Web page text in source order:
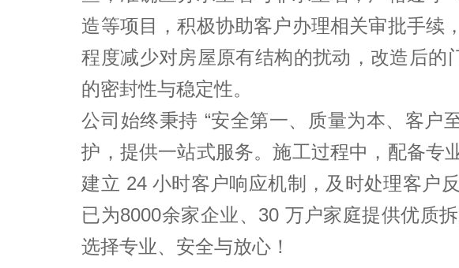
造等项目，积极协助客户办理相关审批手续
程度减少对房屋原有结构的扰动，改造后
的密封性与稳定性。​
公司始终秉持 “安全第一、质量为本、客户
护，提供一站式服务。施工过程中，配备专
建立 24 小时客户响应机制，及时处理客户
已为8000余家企业、30 万户家庭提供优质
选择专业、安全与放心！